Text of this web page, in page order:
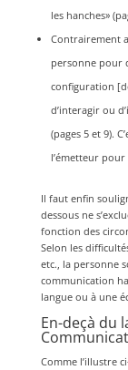
les hanches»
Contrairement
personne pour
configuration
d’interagir ou
(pages 5 et 9).
l’émetteur pour
Il faut enfin
dessous ne
fonction des
Selon les
etc., la personne
communication
langue ou à une
En-deçà du
Comme l’illustre